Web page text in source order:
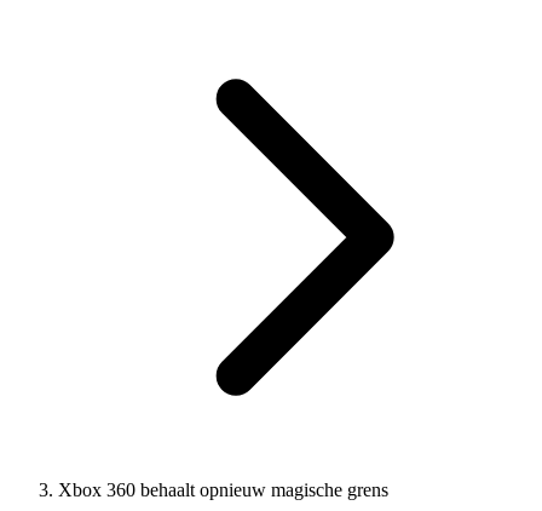
Xbox 360 behaalt opnieuw magische grens